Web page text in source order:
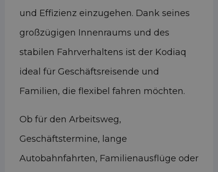
und Effizienz einzugehen. Dank seines
großzügigen Innenraums und des
stabilen Fahrverhaltens ist der Kodiaq
ideal für Geschäftsreisende und
Familien, die flexibel fahren möchten.
Ob für den Arbeitsweg,
Geschäftstermine, lange
Autobahnfahrten, Familienausflüge oder